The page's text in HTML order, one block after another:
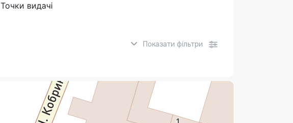
Точки видачі
Показати фільтри
Фінансові послуги: